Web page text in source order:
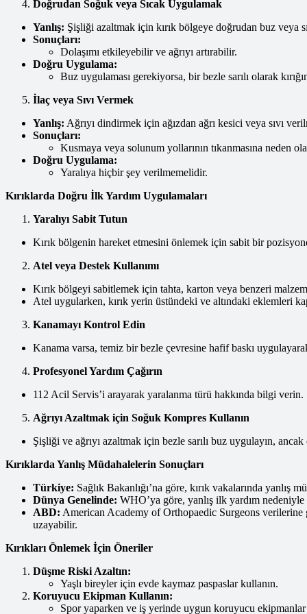
Doğrudan Soğuk veya Sıcak Uygulamak
Yanlış: Şişliği azaltmak için kırık bölgeye doğrudan buz veya
Sonuçları:
Dolaşımı etkileyebilir ve ağrıyı artırabilir.
Doğru Uygulama:
Buz uygulaması gerekiyorsa, bir bezle sarılı olarak
İlaç veya Sıvı Vermek
Yanlış: Ağrıyı dindirmek için ağızdan ağrı kesici veya sıvı
Sonuçları:
Kusmaya veya solunum yollarının tıkanmasına neden
Doğru Uygulama:
Yaralıya hiçbir şey verilmemelidir.
Kırıklarda Doğru İlk Yardım Uygulamaları
Yaralıyı Sabit Tutun
Kırık bölgenin hareket etmesini önlemek için sabit bir
Atel veya Destek Kullanımı
Kırık bölgeyi sabitlemek için tahta, karton veya benzeri
Atel uygularken, kırık yerin üstündeki ve altındaki eklemleri
Kanamayı Kontrol Edin
Kanama varsa, temiz bir bezle çevresine hafif baskı
Profesyonel Yardım Çağırın
112 Acil Servis’i arayarak yaralanma türü hakkında bilgi verin.
Ağrıyı Azaltmak için Soğuk Kompres Kullanın
Şişliği ve ağrıyı azaltmak için bezle sarılı buz uygulayın,
Kırıklarda Yanlış Müdahalelerin Sonuçları
Türkiye: Sağlık Bakanlığı’na göre, kırık vakalarında yanlış
Dünya Genelinde: WHO’ya göre, yanlış ilk yardım nedeniyle
ABD: American Academy of Orthopaedic Surgeons verilerine
uzayabilir.
Kırıkları Önlemek İçin Öneriler
Düşme Riski Azaltın:
Yaşlı bireyler için evde kaymaz paspaslar kullanın.
Koruyucu Ekipman Kullanın:
Spor yaparken ve iş yerinde uygun koruyucu ekipmanlar